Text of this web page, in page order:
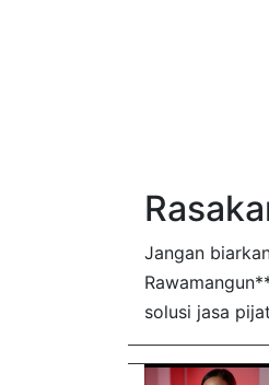
Jangan
solusi jasa